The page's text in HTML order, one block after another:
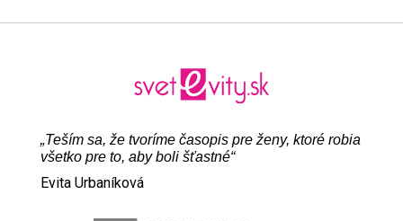
„Teším sa, že tvoríme časopis pre ženy, ktoré robia
všetko pre to, aby boli šťastné“
Evita Urbaníková